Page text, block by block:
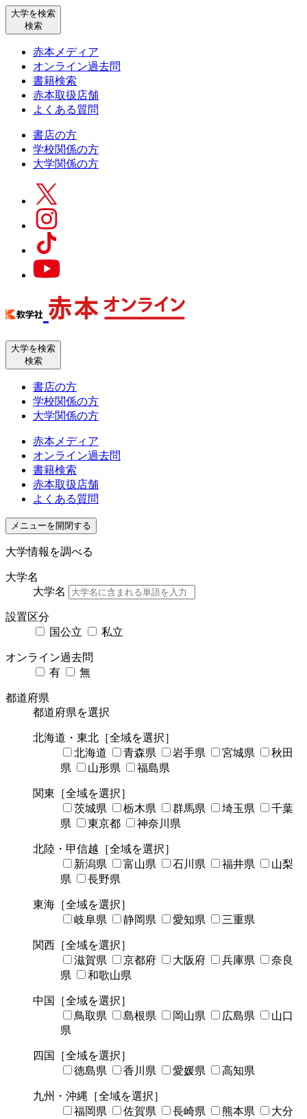
大学を検索
検索
赤本メディア
オンライン過去問
書籍検索
赤本取扱店舗
よくある質問
書店の方
学校関係の方
大学関係の方
大学を検索
検索
書店の方
学校関係の方
大学関係の方
赤本メディア
オンライン過去問
書籍検索
赤本取扱店舗
よくある質問
メニューを開閉する
大学情報を調べる
大学名
大学名
設置区分
国公立
私立
オンライン過去問
有
無
都道府県
都道府県を選択
北海道・東北 ［全域を選択］
北海道
青森県 岩手県 宮城県
秋田
県
山形県 福島県
関東 ［全域を選択］
茨城県
栃木県 群馬県 埼玉県
千葉
県
東京都 神奈川県
北陸・甲信越 ［全域を選択］
新潟県
富山県 石川県 福井県
山梨
県
長野県
東海 ［全域を選択］
岐阜県
静岡県 愛知県 三重県
関西 ［全域を選択］
滋賀県
京都府 大阪府 兵庫県
奈良
県
和歌山県
中国
［全域を選択］
鳥取県
島根県 岡山県 広島県
山口
県
四国
［全域を選択］
徳島県
香川県 愛媛県 高知県
九州・沖縄 ［全域を選択］
福岡県
佐賀県 長崎県 熊本県
大分